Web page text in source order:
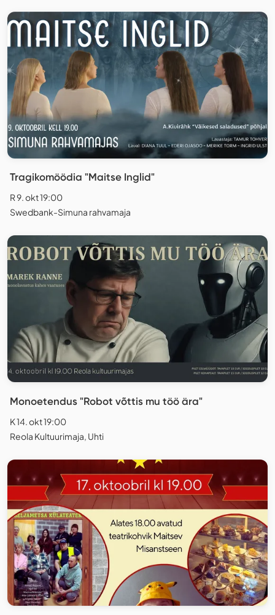
Tragikomöödia "Maitse Inglid"
R 9. okt 19:00
Swedbank-Simuna rahvamaja
Monoetendus "Robot võttis mu töö ära"
K 14. okt 19:00
Reola Kultuurimaja, Uhti